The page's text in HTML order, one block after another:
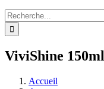
Recherche
de
:
ViviShine 150ml
Accueil